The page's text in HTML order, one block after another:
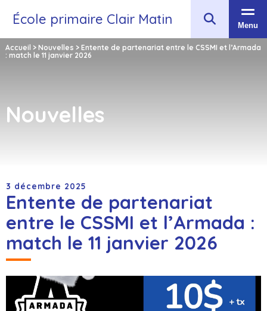
École primaire Clair Matin Menu
Accueil > Nouvelles > Entente de partenariat entre le CSSMI et l’Armada
: match le 11 janvier 2026
Nouvelles
3 décembre 2025
Entente de partenariat
entre le CSSMI et l’Armada :
match le 11 janvier 2026